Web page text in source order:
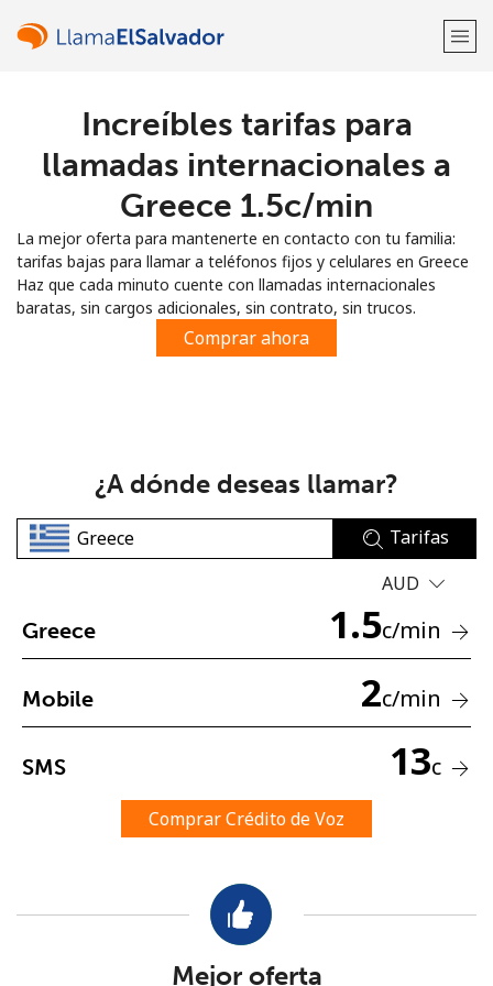
¡Bienvenido!
Regístrate con
Mínimo 8 caracteres
Una letra mayúscula y una minúscula
Un caracter especial
Mantente en contacto para recibir nuestras mejores
Increíbles tarifas para
llamadas internacionales a
Greece ⁦1.5c⁩/min
La mejor oferta para mantenerte en contacto con tu familia:
tarifas bajas para llamar a teléfonos fijos y celulares en Greece
Haz que cada minuto cuente con llamadas internacionales
baratas, sin cargos adicionales, sin contrato, sin trucos.
Comprar ahora
¿A dónde deseas llamar?
Tarifas
AUD
Greece 1.5c/min
Mobile 2c/min
SMS 13c
Comprar Crédito de Voz
Mejor oferta